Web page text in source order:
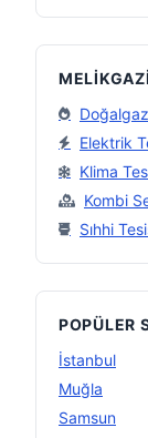
Elektrik
Klima
Kombi
Sıhhi
POPÜLER
İstanbul
Muğla
Samsun